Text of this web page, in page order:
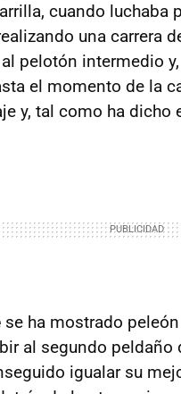
cuando luchaba
una carrera
pelotón intermedio
el momento de la
y, tal como ha dicho
se ha mostrado
al segundo
igualar su